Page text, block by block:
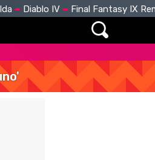
Diablo IV Final Fantasy IX